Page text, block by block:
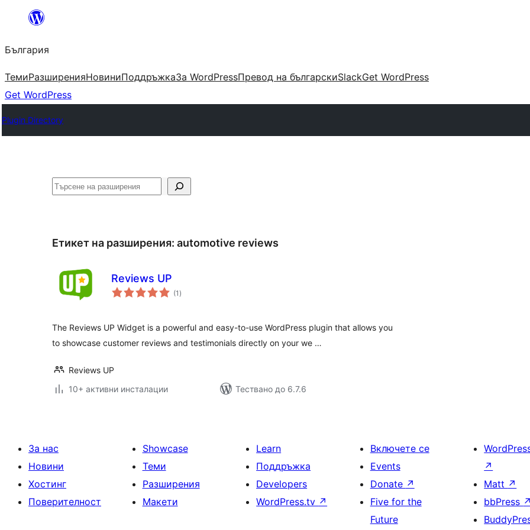
България
ТемиРазширенияНовиниПоддръжкаЗа WordPressПревод на българскиSlackGet WordPress
Get WordPress
Plugin Directory
Търсене
Етикет на разширения: automotive reviews
Reviews UP
(1 общо
оценки
)
The Reviews UP Widget is a powerful and easy-to-use WordPress plugin that allows you
to showcase customer reviews and testimonials directly on your we …
Reviews UP
10+ активни инсталации
Тествано до 6.7.6
За нас
Новини
Хостинг
Поверителност
Showcase
Теми
Разширения
Макети
Learn
Поддръжка
Developers
WordPress.tv ↗
Включете се
Events
Donate ↗
Five for the
Future
↗
Matt ↗
bbPress ↗